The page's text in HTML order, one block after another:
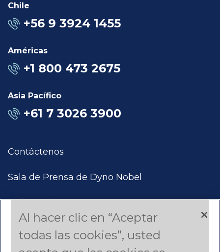
Chile
+56 9 3924 1455
Américas
+1 800 473 2675
Asia Pacífico
+61 7 3026 3900
Contáctenos
Sala de Prensa de Dyno Nobel
Aplicar Ahora
Productos y Servicios
Al hacer clic en “Aceptar
todas las cookies”, usted